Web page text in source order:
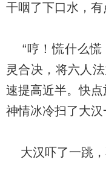
干咽了下口水，有
“哼！慌什么慌
灵合决，将六人
速提高近半。快点
神情冰冷扫了大汉
大汉吓了一跳，